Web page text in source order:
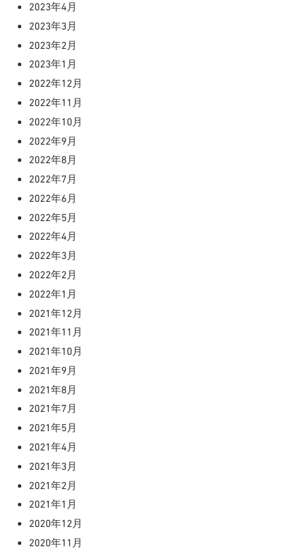
2023年4月
2023年3月
2023年2月
2023年1月
2022年12月
2022年11月
2022年10月
2022年9月
2022年8月
2022年7月
2022年6月
2022年5月
2022年4月
2022年3月
2022年2月
2022年1月
2021年12月
2021年11月
2021年10月
2021年9月
2021年8月
2021年7月
2021年5月
2021年4月
2021年3月
2021年2月
2021年1月
2020年12月
2020年11月